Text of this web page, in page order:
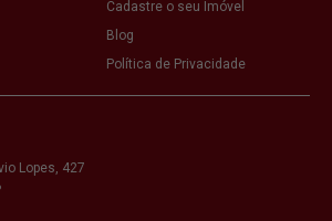
Cadastre o seu Imóvel
Blog
Política de Privacidade
Lopes, 427